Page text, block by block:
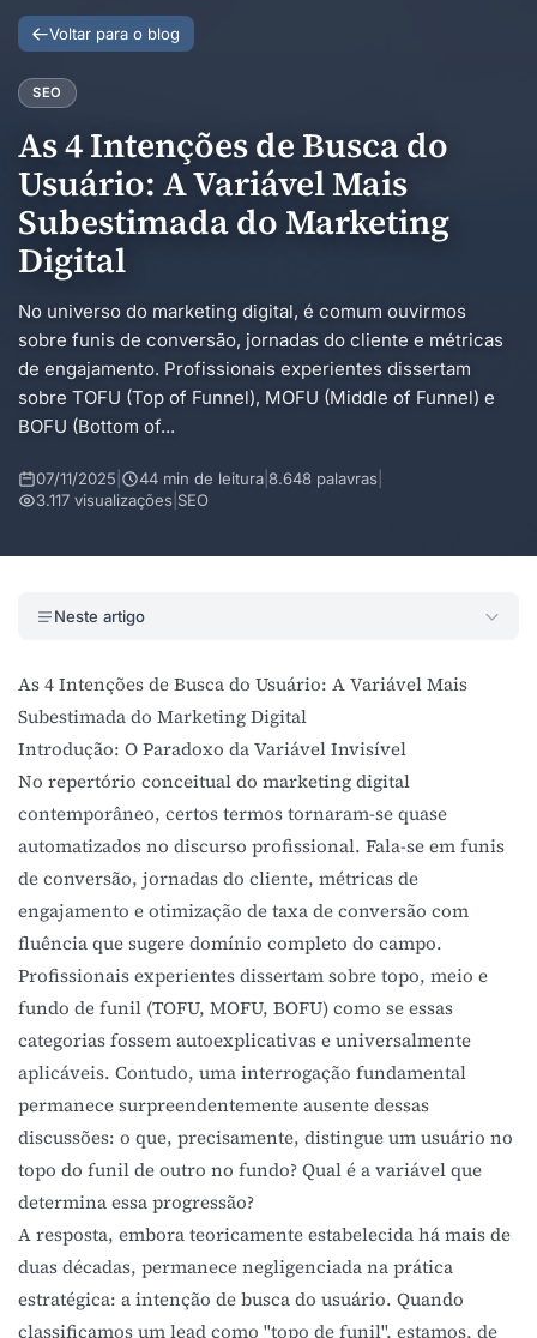
Voltar para o blog
SEO
As 4 Intenções de Busca do
Usuário: A Variável Mais
Subestimada do Marketing
Digital
No universo do marketing digital, é comum ouvirmos
sobre funis de conversão, jornadas do cliente e métricas
de engajamento. Profissionais experientes dissertam
sobre TOFU (Top of Funnel), MOFU (Middle of Funnel) e
BOFU (Bottom of...
07/11/2025 44 min de leitura 8.648 palavras
3.117 visualizações SEO
Neste artigo
As 4 Intenções de Busca do Usuário: A Variável Mais
Subestimada do Marketing Digital
Introdução: O Paradoxo da Variável Invisível
No repertório conceitual do marketing digital
contemporâneo, certos termos tornaram-se quase
automatizados no discurso profissional. Fala-se em funis
de conversão, jornadas do cliente, métricas de
engajamento e otimização de taxa de conversão com
fluência que sugere domínio completo do campo.
Profissionais experientes dissertam sobre topo, meio e
fundo de funil (TOFU, MOFU, BOFU) como se essas
categorias fossem autoexplicativas e universalmente
aplicáveis. Contudo, uma interrogação fundamental
permanece surpreendentemente ausente dessas
discussões: o que, precisamente, distingue um usuário no
topo do funil de outro no fundo? Qual é a variável que
determina essa progressão?
A resposta, embora teoricamente estabelecida há mais de
duas décadas, permanece negligenciada na prática
estratégica: a intenção de busca do usuário. Quando
classificamos um lead como "topo de funil", estamos, de